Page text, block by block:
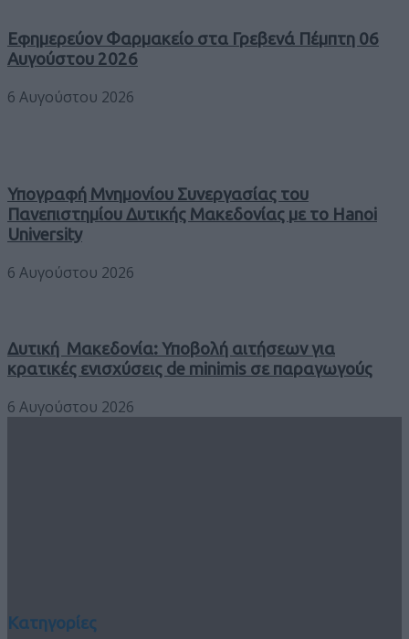
Εφημερεύον Φαρμακείο στα Γρεβενά Πέμπτη 06
Αυγούστου 2026
6 Αυγούστου 2026
Υπογραφή Μνημονίου Συνεργασίας του
Πανεπιστημίου Δυτικής Μακεδονίας με το Hanoi
University
6 Αυγούστου 2026
Δυτική Μακεδονία: Υποβολή αιτήσεων για
κρατικές ενισχύσεις de minimis σε παραγωγούς
6 Αυγούστου 2026
Κατηγορίες